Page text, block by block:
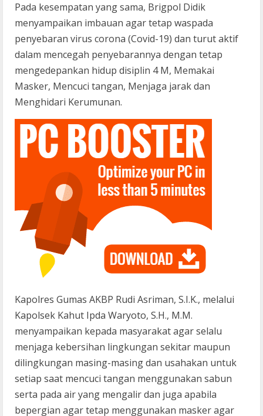
Pada kesempatan yang sama, Brigpol Didik
menyampaikan imbauan agar tetap waspada
penyebaran virus corona (Covid-19) dan turut aktif
dalam mencegah penyebarannya dengan tetap
mengedepankan hidup disiplin 4 M, Memakai
Masker, Mencuci tangan, Menjaga jarak dan
Menghidari Kerumunan.
Kapolres Gumas AKBP Rudi Asriman, S.I.K., melalui
Kapolsek Kahut Ipda Waryoto, S.H., M.M.
menyampaikan kepada masyarakat agar selalu
menjaga kebersihan lingkungan sekitar maupun
dilingkungan masing-masing dan usahakan untuk
setiap saat mencuci tangan menggunakan sabun
serta pada air yang mengalir dan juga apabila
bepergian agar tetap menggunakan masker agar